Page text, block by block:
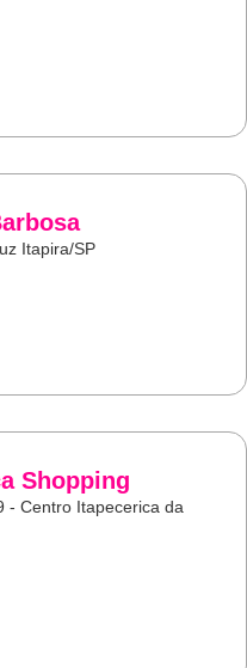
Itapira/SP
Shopping
- Centro Itapecerica da